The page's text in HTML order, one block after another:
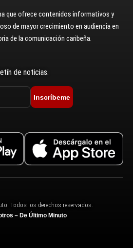
que ofrece contenidos informativos y
de mayor crecimiento en audiencia en
de la comunicación caribeña.
de noticias.
Inscríbeme
Todos los derechos reservados.
– De Último Minuto